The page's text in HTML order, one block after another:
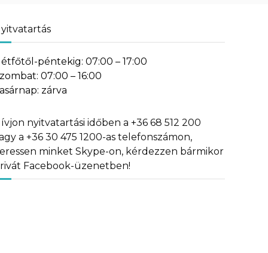
péntekig: 07:00 – 17:00
07:00 – 16:00
zárva
nyitvatartási időben a +36 68 512 200
a +36 30 475 1200-as telefonszámon,
minket Skype-on, kérdezzen bármikor
Facebook-üzenetben!